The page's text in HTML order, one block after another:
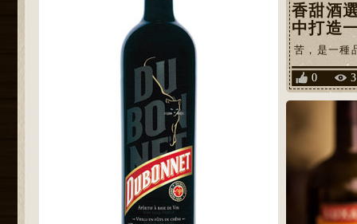
香甜酒
中打造
苦，是一種
0